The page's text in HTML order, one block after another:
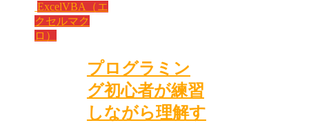
ExcelVBA（エ
クセルマク
ロ）
プログラミン
グ初心者が練習
しながら理解す